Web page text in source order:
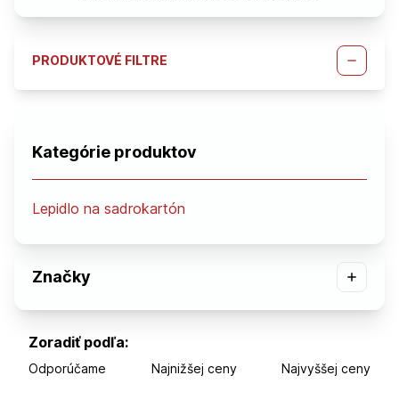
PRODUKTOVÉ FILTRE
Kategórie produktov
Lepidlo na sadrokartón
Značky
Zoradiť podľa:
Odporúčame Najnižšej ceny Najvyššej ceny